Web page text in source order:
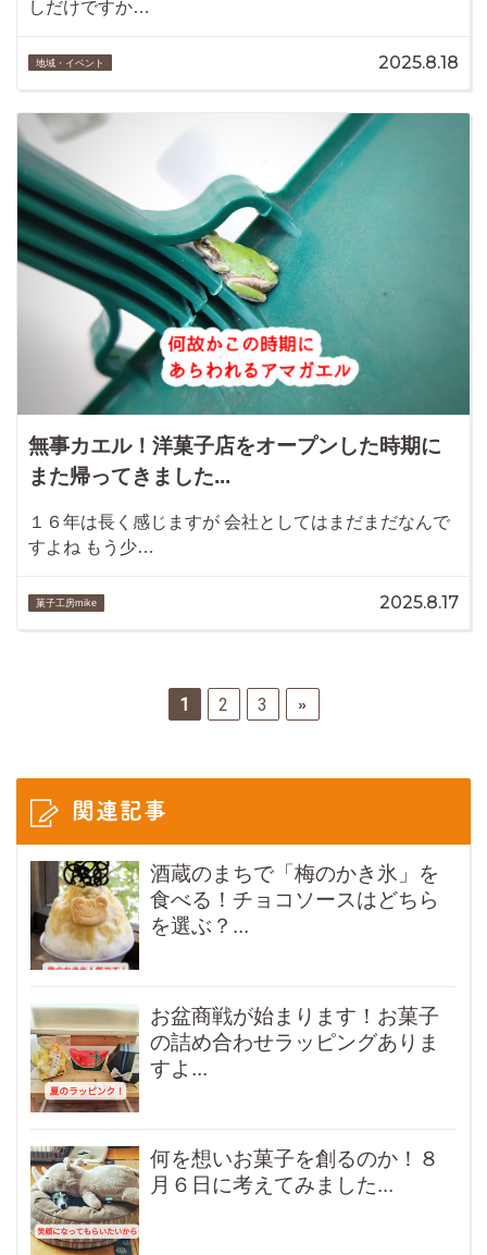
しだけですか…
地域・イベント 2025.8.18
無事カエル！洋菓子店をオープンした時期に
また帰ってきました...
１６年は長く感じますが 会社としてはまだまだなんで
すよね もう少…
菓子工房mike 2025.8.17
1 2 3 »
関連記事
酒蔵のまちで「梅のかき氷」を
食べる！チョコソースはどちら
を選ぶ？...
お盆商戦が始まります！お菓子
の詰め合わせラッピングありま
すよ...
何を想いお菓子を創るのか！８
月６日に考えてみました...